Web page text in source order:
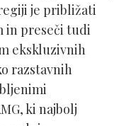
je približati
in preseči tudi
ekskluzivnih
razstavnih
ki najbolj